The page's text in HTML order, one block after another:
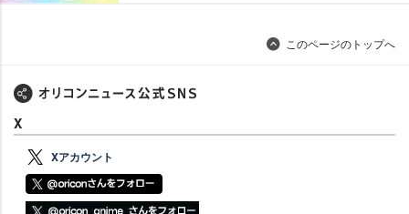
このページのトップへ
X
Xアカウント